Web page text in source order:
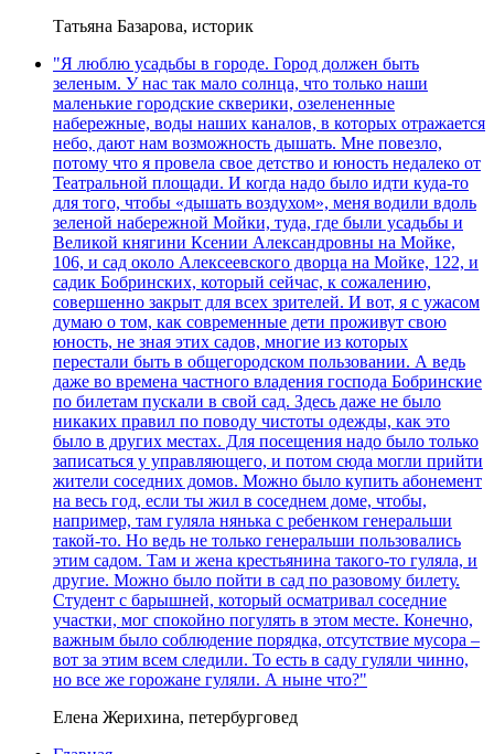
Татьяна Базарова, историк
"Я люблю усадьбы в городе. Город должен быть
зеленым. У нас так мало солнца, что только наши
маленькие городские скверики, озелененные
набережные, воды наших каналов, в которых отражается
небо, дают нам возможность дышать. Мне повезло,
потому что я провела свое детство и юность недалеко от
Театральной площади. И когда надо было идти куда-то
для того, чтобы «дышать воздухом», меня водили вдоль
зеленой набережной Мойки, туда, где были усадьбы и
Великой княгини Ксении Александровны на Мойке,
106, и сад около Алексеевского дворца на Мойке, 122, и
садик Бобринских, который сейчас, к сожалению,
совершенно закрыт для всех зрителей. И вот, я с ужасом
думаю о том, как современные дети проживут свою
юность, не зная этих садов, многие из которых
перестали быть в общегородском пользовании. А ведь
даже во времена частного владения господа Бобринские
по билетам пускали в свой сад. Здесь даже не было
никаких правил по поводу чистоты одежды, как это
было в других местах. Для посещения надо было только
записаться у управляющего, и потом сюда могли прийти
жители соседних домов. Можно было купить абонемент
на весь год, если ты жил в соседнем доме, чтобы,
например, там гуляла нянька с ребенком генеральши
такой-то. Но ведь не только генеральши пользовались
этим садом. Там и жена крестьянина такого-то гуляла, и
другие. Можно было пойти в сад по разовому билету.
Студент с барышней, который осматривал соседние
участки, мог спокойно погулять в этом месте. Конечно,
важным было соблюдение порядка, отсутствие мусора –
вот за этим всем следили. То есть в саду гуляли чинно,
но все же горожане гуляли. А ныне что?"
Елена Жерихина, петербурговед